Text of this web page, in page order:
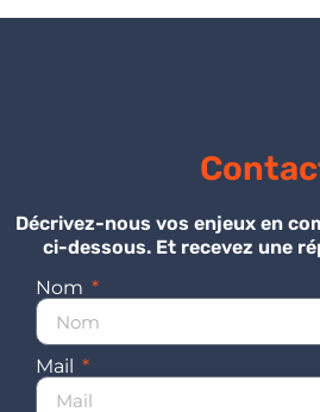
Décrivez-nous vos enjeux en
ci-dessous. Et recevez une
Nom
Mail